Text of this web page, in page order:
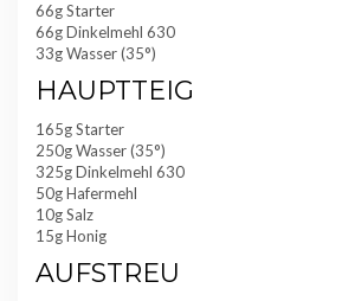
66g Starter
66g Dinkelmehl 630
33g Wasser (35°)
HAUPTTEIG
165g Starter
250g Wasser (35°)
325g Dinkelmehl 630
50g Hafermehl
10g Salz
15g Honig
AUFSTREU